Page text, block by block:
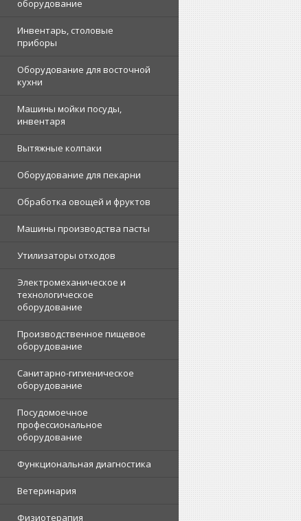
оборудование
Инвентарь, столовые
приборы
Оборудование для восточной
кухни
Машины мойки посуды,
инвентаря
Вытяжные колпаки
Оборудование для пекарни
Обработка овощей и фруктов
Машины производства пасты
Утилизаторы отходов
Электромеханическое и
технологическое
оборудование
Производственное пищевое
оборудование
Санитарно-гигиеническое
оборудование
Посудомоечное
профессиональное
оборудование
Функциональная диагностика
Ветеринария
Физиотерапия